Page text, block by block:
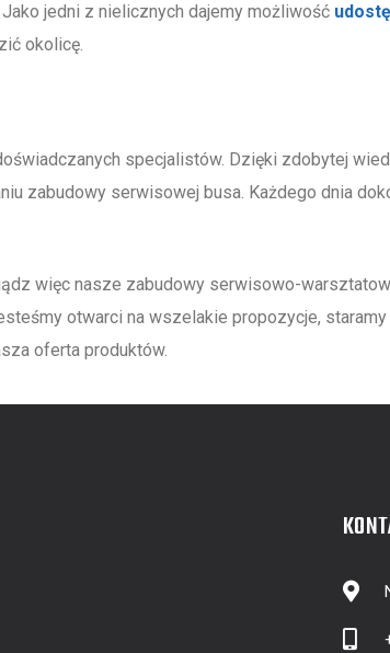
Jako jedni z nielicznych dajemy możliwość
okolicę.
specjalistów. Dzięki zdobytej
zabudowy serwisowej busa. Każdego dnia
więc nasze zabudowy serwisowo-
otwarci na wszelakie propozycje,
oferta produktów.